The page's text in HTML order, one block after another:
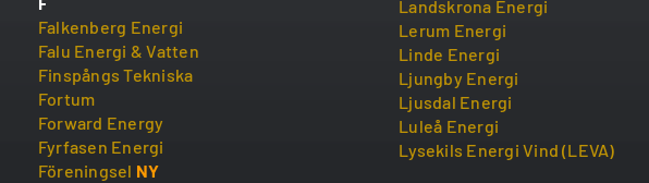
Falkenberg Energi
Falu Energi & Vatten
Finspångs Tekniska
Fortum
Forward Energy
Fyrfasen Energi
Föreningsel NY
Landskrona Energi
Lerum Energi
Linde Energi
Ljungby Energi
Ljusdal Energi
Luleå Energi
Lysekils Energi Vind (LEVA)